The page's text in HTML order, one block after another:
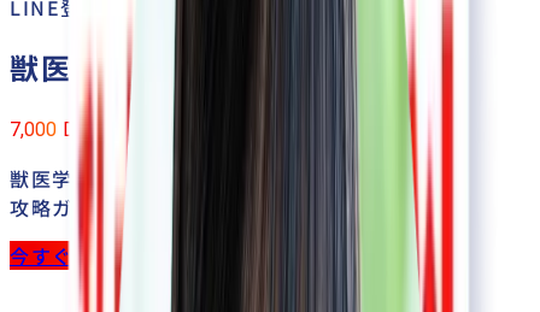
LINE登録者
獣医攻略ガイド プレゼント！
7,000 DL突破!
獣医学部オンライン予備校が作った
攻略ガイド
今すぐガイドを受け取る